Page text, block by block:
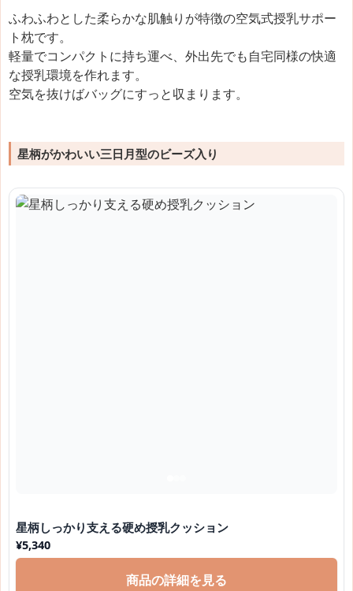
ふわふわとした柔らかな肌触りが特徴の空気式授乳サポー
ト枕です。
軽量でコンパクトに持ち運べ、外出先でも自宅同様の快適
な授乳環境を作れます。
空気を抜けばバッグにすっと収まります。
星柄がかわいい三日月型のビーズ入り
星柄しっかり支える硬め授乳クッション
¥5,340
商品の詳細を見る